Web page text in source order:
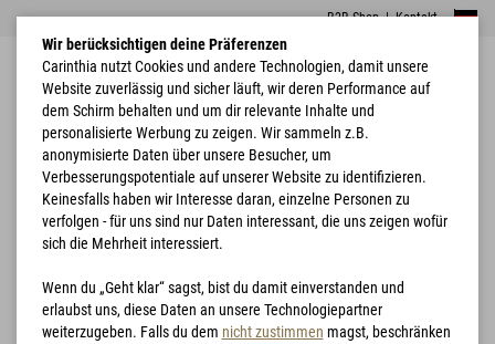
B2B Shop|Kontakt
Home Schlafsäcke Brenta
Wir berücksichtigen deine Präferenzen
Carinthia nutzt Cookies und andere Technologien, damit unsere
Website zuverlässig und sicher läuft, wir deren Performance auf
dem Schirm behalten und um dir relevante Inhalte und
personalisierte Werbung zu zeigen. Wir sammeln z.B.
anonymisierte Daten über unsere Besucher, um
Verbesserungspotentiale auf unserer Website zu identifizieren.
Keinesfalls haben wir Interesse daran, einzelne Personen zu
verfolgen - für uns sind nur Daten interessant, die uns zeigen wofür
sich die Mehrheit interessiert.
Wenn du „Geht klar“ sagst, bist du damit einverstanden und
erlaubst uns, diese Daten an unsere Technologiepartner
weiterzugeben. Falls du dem nicht zustimmen magst, beschränken